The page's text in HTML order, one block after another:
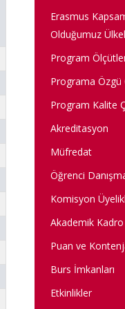
Erasmus
Olduğumuz
Program
Programa Özgü
Program Kalite
Akreditasyon
Müfredat
Öğrenci
Komisyon
Akademik Kadro
Puan ve
Burs İmkanları
Etkinlikler